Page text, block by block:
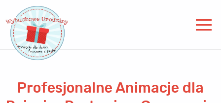
Profesjonalne Animacje dla